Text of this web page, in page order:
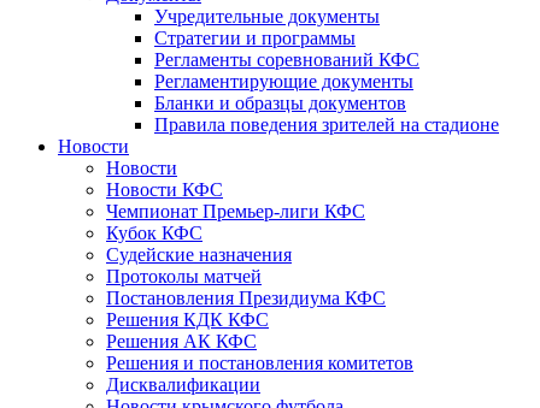
Учредительные документы
Стратегии и программы
Регламенты соревнований КФС
Регламентирующие документы
Бланки и образцы документов
Правила поведения зрителей на стадионе
Новости
Новости
Новости КФС
Чемпионат Премьер-лиги КФС
Кубок КФС
Судейские назначения
Протоколы матчей
Постановления Президиума КФС
Решения КДК КФС
Решения АК КФС
Решения и постановления комитетов
Дисквалификации